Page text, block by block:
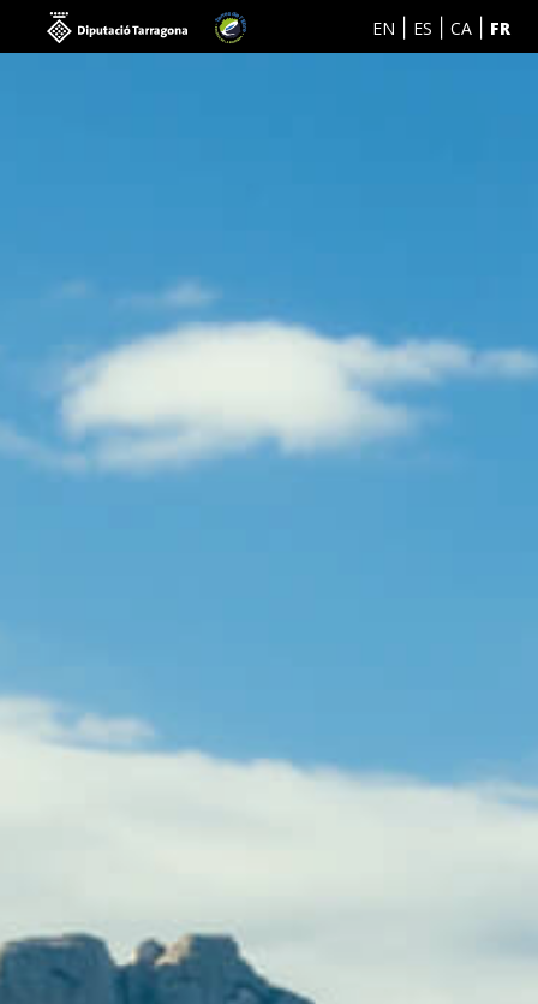
EN ES CA FR